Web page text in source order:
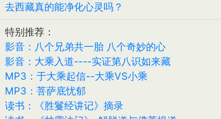
去西藏真的能净化心灵吗？
特别推荐：
影音：八个兄弟共一胎 八个奇妙的心
影音：大乘入道----实证第八识如来藏
MP3：于大乘起信--大乘VS小乘
MP3：菩萨底忧郁
读书：《胜鬘经讲记》摘录